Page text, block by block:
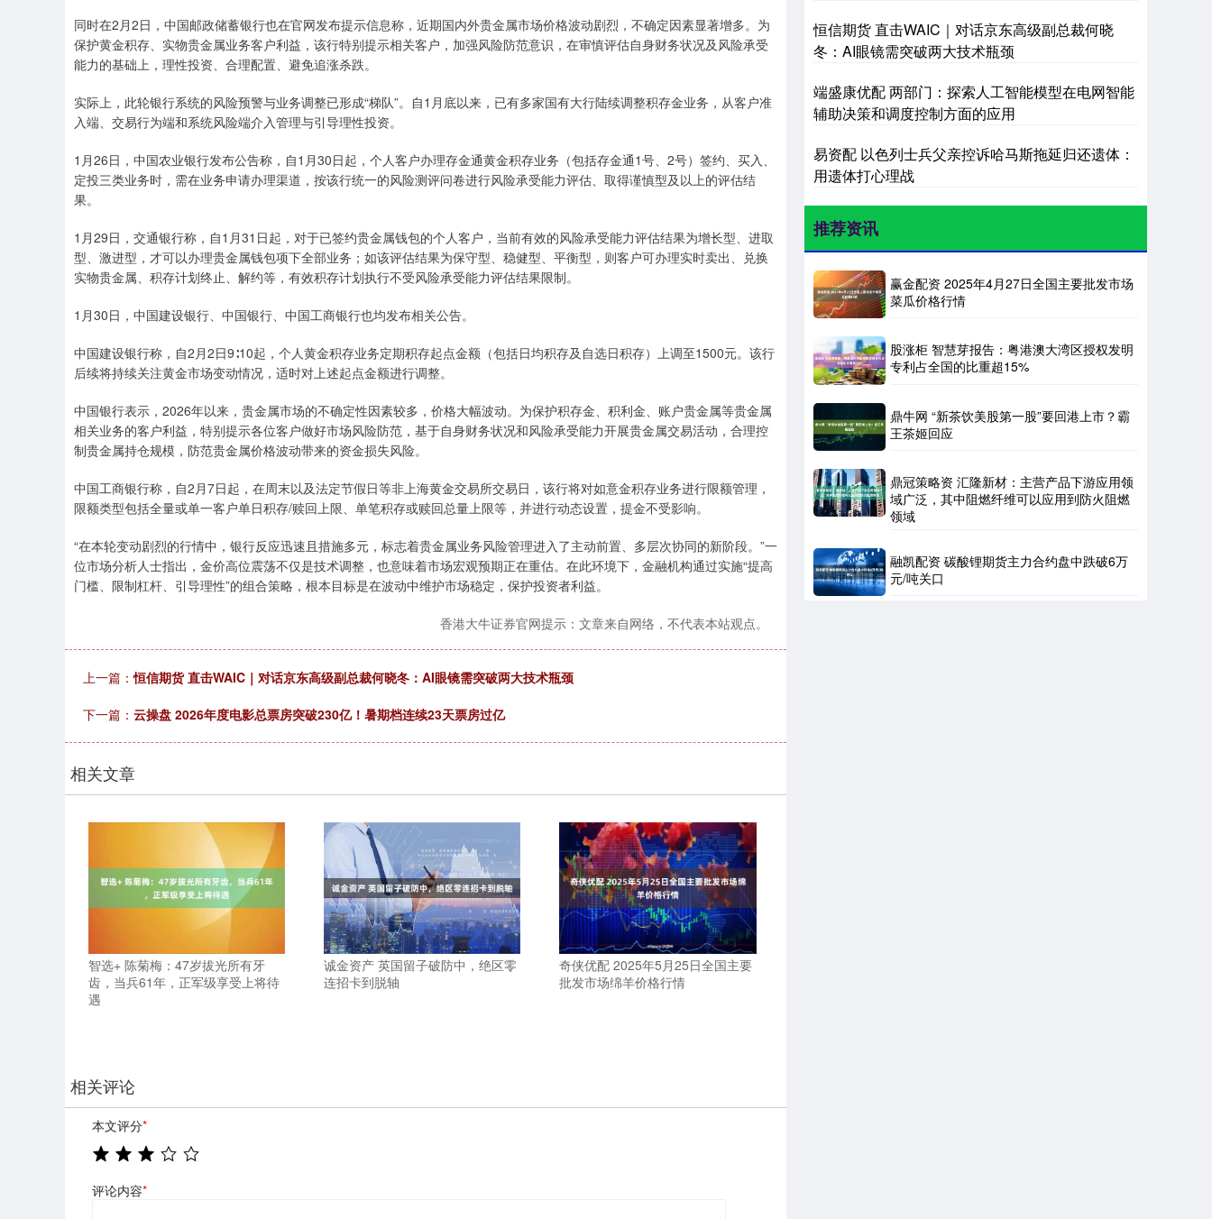
同时在2月2日，中国邮政储蓄银行也在官网发布提示信息称，近期国内外贵金属市场价格波动剧烈，不确定因素显著增多。为
保护黄金积存、实物贵金属业务客户利益，该行特别提示相关客户，加强风险防范意识，在审慎评估自身财务状况及风险承受
能力的基础上，理性投资、合理配置、避免追涨杀跌。
实际上，此轮银行系统的风险预警与业务调整已形成“梯队”。自1月底以来，已有多家国有大行陆续调整积存金业务，从客户准
入端、交易行为端和系统风险端介入管理与引导理性投资。
1月26日，中国农业银行发布公告称，自1月30日起，个人客户办理存金通黄金积存业务（包括存金通1号、2号）签约、买入、
定投三类业务时，需在业务申请办理渠道，按该行统一的风险测评问卷进行风险承受能力评估、取得谨慎型及以上的评估结
果。
1月29日，交通银行称，自1月31日起，对于已签约贵金属钱包的个人客户，当前有效的风险承受能力评估结果为增长型、进取
型、激进型，才可以办理贵金属钱包项下全部业务；如该评估结果为保守型、稳健型、平衡型，则客户可办理实时卖出、兑换
实物贵金属、积存计划终止、解约等，有效积存计划执行不受风险承受能力评估结果限制。
1月30日，中国建设银行、中国银行、中国工商银行也均发布相关公告。
中国建设银行称，自2月2日9∶10起，个人黄金积存业务定期积存起点金额（包括日均积存及自选日积存）上调至1500元。该行
后续将持续关注黄金市场变动情况，适时对上述起点金额进行调整。
中国银行表示，2026年以来，贵金属市场的不确定性因素较多，价格大幅波动。为保护积存金、积利金、账户贵金属等贵金属
相关业务的客户利益，特别提示各位客户做好市场风险防范，基于自身财务状况和风险承受能力开展贵金属交易活动，合理控
制贵金属持仓规模，防范贵金属价格波动带来的资金损失风险。
中国工商银行称，自2月7日起，在周末以及法定节假日等非上海黄金交易所交易日，该行将对如意金积存业务进行限额管理，
限额类型包括全量或单一客户单日积存/赎回上限、单笔积存或赎回总量上限等，并进行动态设置，提金不受影响。
“在本轮变动剧烈的行情中，银行反应迅速且措施多元，标志着贵金属业务风险管理进入了主动前置、多层次协同的新阶段。”一
位市场分析人士指出，金价高位震荡不仅是技术调整，也意味着市场宏观预期正在重估。在此环境下，金融机构通过实施“提高
门槛、限制杠杆、引导理性”的组合策略，根本目标是在波动中维护市场稳定，保护投资者利益。
香港大牛证券官网提示：文章来自网络，不代表本站观点。
上一篇：恒信期货 直击WAIC｜对话京东高级副总裁何晓冬：AI眼镜需突破两大技术瓶颈
下一篇： 云操盘 2026年度电影总票房突破230亿！暑期档连续23天票房过亿
相关文章
智选+ 陈菊梅：47岁拔光所有牙
齿，当兵61年，正军级享受上将待
遇
诚金资产 英国留子破防中，绝区零
连招卡到脱轴
奇侠优配 2025年5月25日全国主要
批发市场绵羊价格行情
相关评论
本文评分*
评论内容*
恒信期货 直击WAIC｜对话京东高级副总裁何晓
冬：AI眼镜需突破两大技术瓶颈
端盛康优配 两部门：探索人工智能模型在电网智能
辅助决策和调度控制方面的应用
易资配 以色列士兵父亲控诉哈马斯拖延归还遗体：
用遗体打心理战
推荐资讯
赢金配资 2025年4月27日全国主要批发市场
菜瓜价格行情
股涨柜 智慧芽报告：粤港澳大湾区授权发明
专利占全国的比重超15%
鼎牛网 “新茶饮美股第一股”要回港上市？霸
王茶姬回应
鼎冠策略资 汇隆新材：主营产品下游应用领
域广泛，其中阻燃纤维可以应用到防火阻燃
领域
融凯配资 碳酸锂期货主力合约盘中跌破6万
元/吨关口